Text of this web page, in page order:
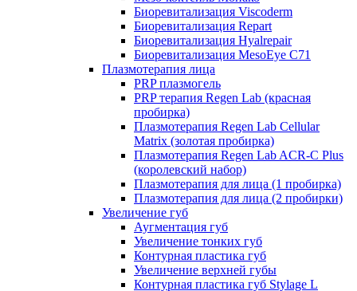
Биоревитализация Viscoderm
Биоревитализация Repart
Биоревитализация Hyalrepair
Биоревитализация MesoEye C71
Плазмотерапия лица
PRP плазмогель
PRP терапия Regen Lab (красная
пробирка)
Плазмотерапия Regen Lab Cellular
Matrix (золотая пробирка)
Плазмотерапия Regen Lab ACR-C Plus
(королевский набор)
Плазмотерапия для лица (1 пробирка)
Плазмотерапия для лица (2 пробирки)
Увеличение губ
Аугментация губ
Увеличение тонких губ
Контурная пластика губ
Увеличение верхней губы
Контурная пластика губ Stylage L